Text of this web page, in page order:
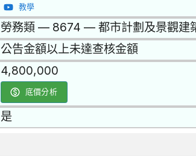
教學
勞務類 — 8674 — 都市計劃及景觀建
公告金額以上未達查核金額
4,800,000
底價分析
是